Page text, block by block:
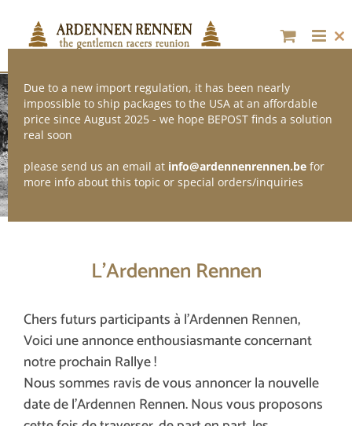
content
THE GENTLEMEN RACERS REUNION
L’Ardennen Rennen
Chers futurs participants à l’Ardennen Rennen,
Voici une annonce enthousiasmante concernant
notre prochain Rallye !
Nous sommes ravis de vous annoncer la nouvelle
date de l’Ardennen Rennen. Nous vous proposons
Due to a new import regulation, it has been nearly
impossible to ship packages to the USA at an affordable
price since August 2025 - we hope BEPOST finds a solution
real soon
please send us an email at info@ardennenrennen.be for
more info about this topic or special orders/inquiries